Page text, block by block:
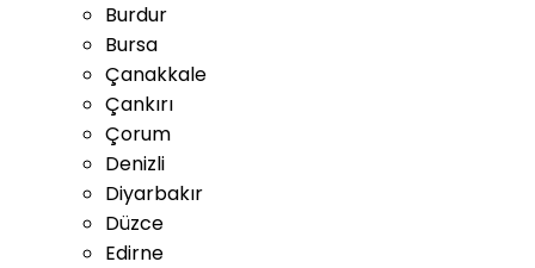
Burdur
Bursa
Çanakkale
Çankırı
Çorum
Denizli
Diyarbakır
Düzce
Edirne